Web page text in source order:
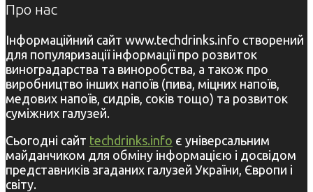
Про нас
Інформаційний сайт www.techdrinks.info створений
для популяризації інформації про розвиток
виноградарства та виноробства, а також про
виробництво інших напоїв (пива, міцних напоїв,
медових напоїв, сидрів, соків тощо) та розвиток
суміжних галузей.
Сьогодні сайт techdrinks.info є універсальним
майданчиком для обміну інформацією і досвідом
представників згаданих галузей України, Європи і
світу.